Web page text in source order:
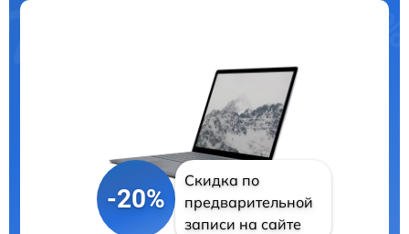
-20%
Скидка по
предварительной
записи на сайте